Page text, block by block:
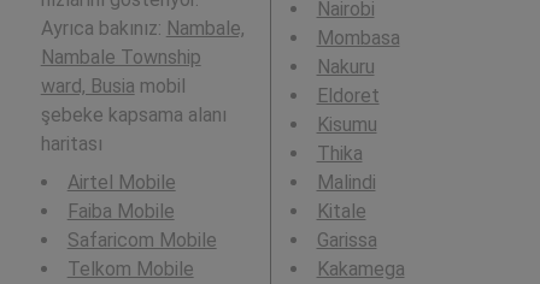
Ayrıca bakınız: Nambale,
Nambale Township
ward, Busia mobil
şebeke kapsama alanı
haritası
Airtel Mobile
Faiba Mobile
Safaricom Mobile
Telkom Mobile
Nairobi
Mombasa
Nakuru
Eldoret
Kisumu
Thika
Malindi
Kitale
Garissa
Kakamega